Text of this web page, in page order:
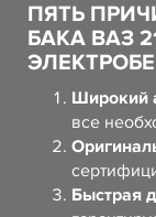
ПЯТЬ
БАКА ВАЗ
Широкий
все
Быстрая